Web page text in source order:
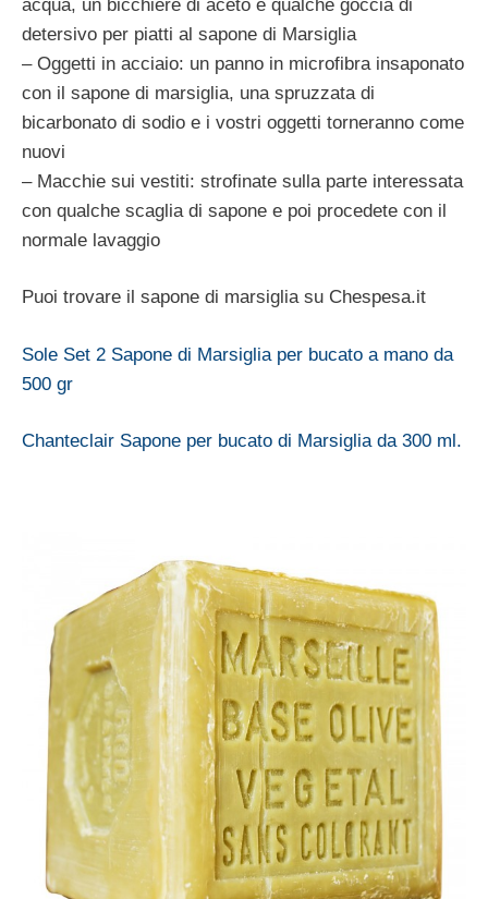
acqua, un bicchiere di aceto e qualche goccia di
detersivo per piatti al sapone di Marsiglia
– Oggetti in acciaio: un panno in microfibra insaponato
con il sapone di marsiglia, una spruzzata di
bicarbonato di sodio e i vostri oggetti torneranno come
nuovi
– Macchie sui vestiti: strofinate sulla parte interessata
con qualche scaglia di sapone e poi procedete con il
normale lavaggio
Puoi trovare il sapone di marsiglia su Chespesa.it
Sole Set 2 Sapone di Marsiglia per bucato a mano da
500 gr
Chanteclair Sapone per bucato di Marsiglia da 300 ml.